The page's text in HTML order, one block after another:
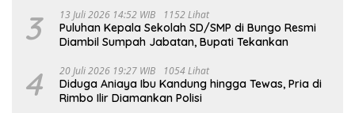
3 13 Juli 2026 14:52 WIB 1152 Lihat
Puluhan Kepala Sekolah SD/SMP di Bungo Resmi
Diambil Sumpah Jabatan, Bupati Tekankan
4 20 Juli 2026 19:27 WIB 1054 Lihat
Diduga Aniaya Ibu Kandung hingga Tewas, Pria di
Rimbo Ilir Diamankan Polisi